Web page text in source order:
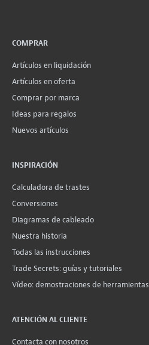
COMPRAR
Artículos en liquidación
Artículos en oferta
Comprar por marca
Ideas para regalos
Nuevos artículos
INSPIRACIÓN
Calculadora de trastes
Conversiones
Diagramas de cableado
Nuestra historia
Todas las instrucciones
Trade Secrets: guías y tutoriales
Vídeo: demostraciones de herramientas
ATENCIÓN AL CLIENTE
Contacta con nosotros